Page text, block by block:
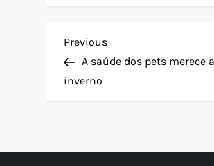
N
a
e
Previous
Post
Previous
A saúde dos pets merece
inverno